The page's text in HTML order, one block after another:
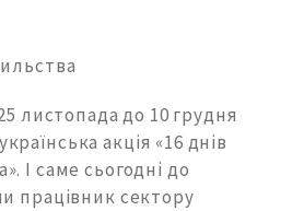
листопада до 10 грудня
акція «16 днів
І саме сьогодні до
працівник сектору